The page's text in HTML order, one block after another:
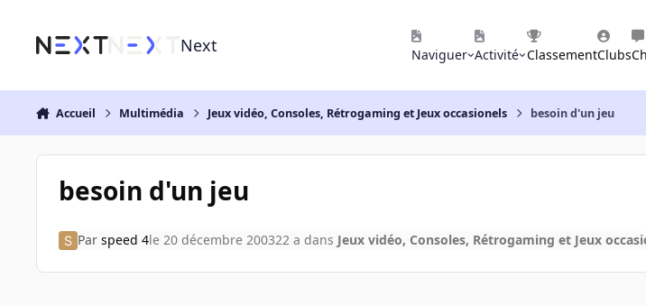
Next Naviguer Activité ClassementClubs
Accueil Multimédia Jeux vidéo, Consoles, Rétrogaming et Jeux occasionels besoin d'un jeu
besoin d'un jeu
Par speed 4le 20 décembre 200322 a dans Jeux vidéo, Consoles, Rétrogaming et Jeux